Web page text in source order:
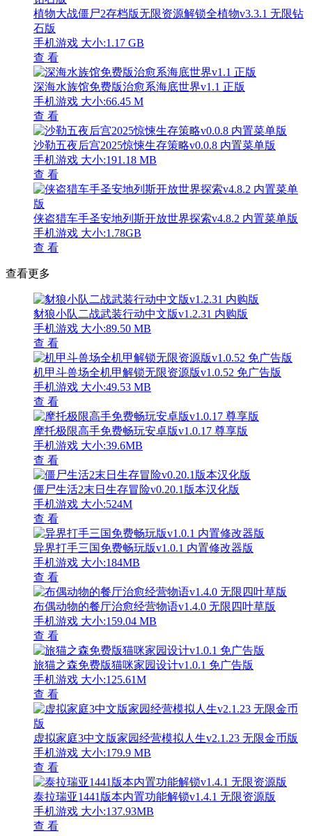
植物大战僵尸2存档版无限资源解锁全植物v3.3.1 无限钻
石版
手机游戏 大小:1.17 GB
查 看
深海水族馆免费版治愈系海底世界v1.1 正版
手机游戏 大小:66.45 M
查 看
沙勒五夜后宫2025惊悚生存策略v0.0.8 内置菜单版
手机游戏 大小:191.18 MB
查 看
侠盗猎车手圣安地列斯开放世界探索v4.8.2 内置菜单版
手机游戏 大小:1.78GB
查 看
查看更多
豺狼小队二战武装行动中文版v1.2.31 内购版
手机游戏 大小:89.50 MB
查 看
机甲斗兽场全机甲解锁无限资源版v1.0.52 免广告版
手机游戏 大小:49.53 MB
查 看
摩托极限高手免费畅玩安卓版v1.0.17 尊享版
手机游戏 大小:39.6MB
查 看
僵尸生活2末日生存冒险v0.20.1版本汉化版
手机游戏 大小:524M
查 看
异界打手三国免费畅玩版v1.0.1 内置修改器版
手机游戏 大小:184MB
查 看
布偶动物的餐厅治愈经营物语v1.4.0 无限四叶草版
手机游戏 大小:159.04 MB
查 看
旅猫之森免费版猫咪家园设计v1.0.1 免广告版
手机游戏 大小:125.61M
查 看
虚拟家庭3中文版家园经营模拟人生v2.1.23 无限金币版
手机游戏 大小:179.9 MB
查 看
泰拉瑞亚1441版本内置功能解锁v1.4.1 无限资源版
手机游戏 大小:137.93MB
查 看